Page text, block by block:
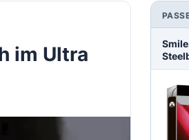
im Ultra